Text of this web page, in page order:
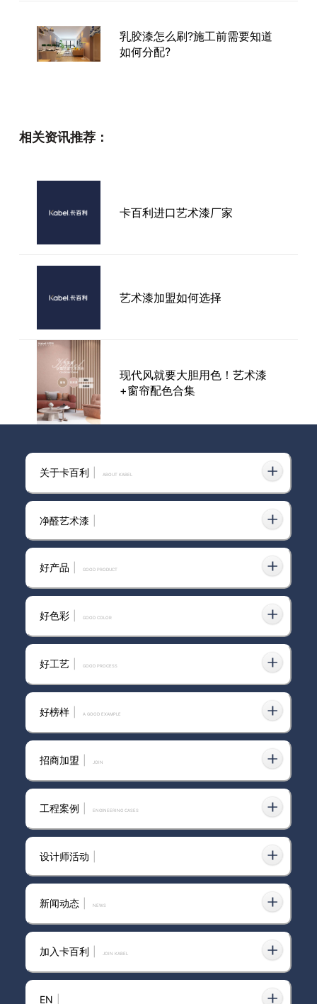
乳胶漆怎么刷?施工前需要知道
如何分配?
艺术漆比乳胶漆好在哪里？深度
解析艺术漆的独特优势
卡百利艺术漆做电视背景墙效果
图现代-艺术漆装修效果图房间
相关资讯推荐：
卡百利进口艺术漆厂家
艺术漆加盟如何选择
现代风就要大胆用色！艺术漆
+窗帘配色合集
艺术涂料
刮艺术漆厂家
南：环保与美观如何兼得？
别被营销迷了眼，目前口碑好的
艺术涂料品牌，藏在真实体验里
运城市艺术涂料品牌
卡百利和其他艺术涂料品牌相
南昌市艺术涂料品牌哪个更环保
关于卡百利 ABOUT KABEL
净醛艺术漆
好产品 GOOD PRODUCT
好色彩 GOOD COLOR
好工艺 GOOD PROCESS
好榜样 A GOOD EXAMPLE
招商加盟 join
工程案例 ENGINEERING CASES
设计师活动
新闻动态 news
加入卡百利 JOIN KABEL
EN